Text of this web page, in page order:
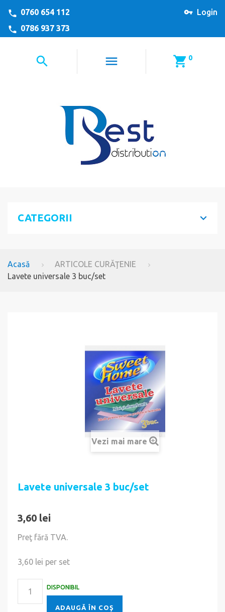
Login
0760 654 112
0786 937 373
0
CATEGORII
Acasă
ARTICOLE CURĂŢENIE
Lavete universale 3 buc/set
Vezi mai mare
Lavete universale 3 buc/set
3,60 lei
Preţ fără TVA.
3,60 lei per set
DISPONIBIL
ADAUGĂ ÎN COŞ